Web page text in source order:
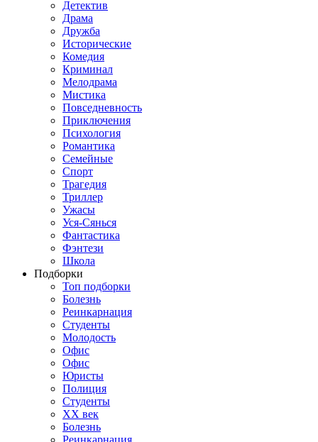
Детектив
Драма
Дружба
Исторические
Комедия
Криминал
Мелодрама
Мистика
Повседневность
Приключения
Психология
Романтика
Семейные
Спорт
Трагедия
Триллер
Ужасы
Уся-Сянься
Фантастика
Фэнтези
Школа
Подборки
Топ подборки
Болезнь
Реинкарнация
Студенты
Молодость
Офис
Офис
Юристы
Полиция
Студенты
ХХ век
Болезнь
Реинкарнация